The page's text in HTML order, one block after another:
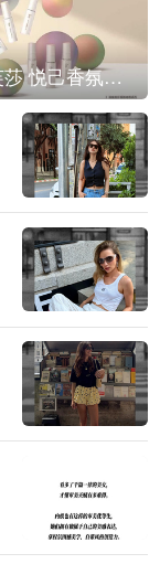
IPSA茵芙莎 悦己香氛凝露上市